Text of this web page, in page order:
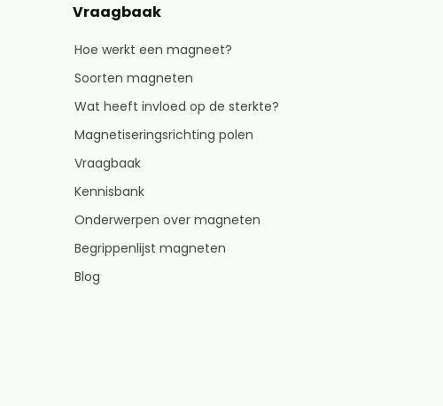
Vraagbaak
Hoe werkt een magneet?
Soorten magneten
Wat heeft invloed op de sterkte?
Magnetiseringsrichting polen
Vraagbaak
Kennisbank
Onderwerpen over magneten
Begrippenlijst magneten
Blog